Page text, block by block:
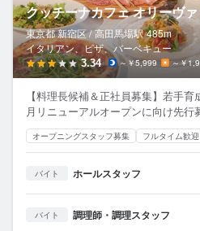
クッチーナカフェ オリーヴァ
東京都 新宿区 / 高田馬場駅 485m
イタリアン、ピザ、バーベキュー
3.34 ～￥5,999 ～￥
【料理長候補＆正社員募集】若手
月リニューアルオープンに向け先行
オープニングスタッフ募集 フルタイム歓迎
バイト ホールスタッフ
バイト 調理師・調理スタッフ